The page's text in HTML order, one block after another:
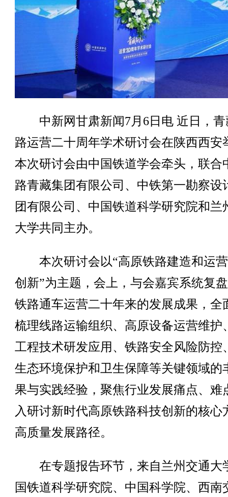
中新网甘肃新闻7月6日电 近日，青
路运营二十周年学术研讨会在陕西西安
本次研讨会由中国铁道学会牵头，联合
路青藏集团有限公司、中铁第一勘察设
团有限公司、中国铁道科学研究院和兰
大学共同主办。
本次研讨会以“高原铁路建造和运
创新”为主题，会上，与会嘉宾系统复
铁路通车运营二十年来的发展成果，全
梳理线路运输组织、高原设备运营维护
工程技术研发应用、铁路安全风险防控
生态环境保护和卫生保障等关键领域的
果与实践经验，聚焦行业发展痛点、难
入研讨新时代高原铁路科技创新的核心
高质量发展路径。
在专题报告环节，来自兰州交通大
国铁道科学研究院、中国科学院、西南